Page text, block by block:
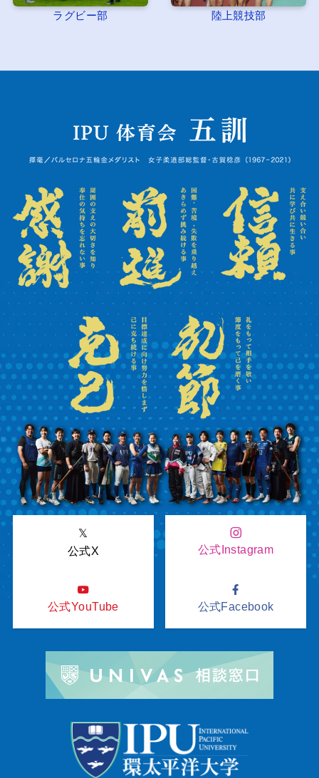
ラグビー部 陸上競技部
𝕏
公式X
公式Instagram
公式YouTube 公式Facebook